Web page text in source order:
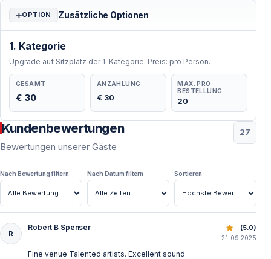
getragen von perfekter Akustik — dieses Erlebnis ist
weltweit nahezu einzigartig.
Das Internationale Aspendos Opern- und Ballettfestival
ist kein gewöhnlicher Abend — es ist ein
unvergessliches kulturelles Ereignis.
Häufig gestellte Fragen
Wo finden die Aufführungen statt
Alle Aufführungen finden im antiken Theater von
Ist der Hoteltransfer im Preis enthalten
Ja — Abholung und Rückgabe von allen Hotels ist im
OPTION Zusätzliche Optionen
1. Kategorie
Upgrade auf Sitzplatz der 1. Kategorie. Preis: pro Person.
GESAMT
€ 30
ANZAHLUNG
€ 30
MAX. PRO
BESTELLUNG
20
Kundenbewertungen
Bewertungen unserer Gäste
27
Nach Bewertung filtern Nach Datum filtern Sortieren
Side: Aspendos Opern- und Ballettfestival
R
Robert B Spenser (5.0)
21.09.2025
Fine venue Talented artists. Excellent sound.